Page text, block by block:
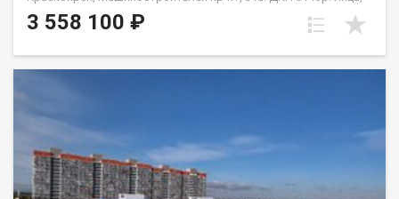
не от Застройщика
3 558 100 ₽